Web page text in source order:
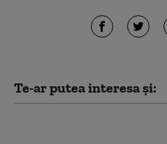
Te-ar putea interesa și: